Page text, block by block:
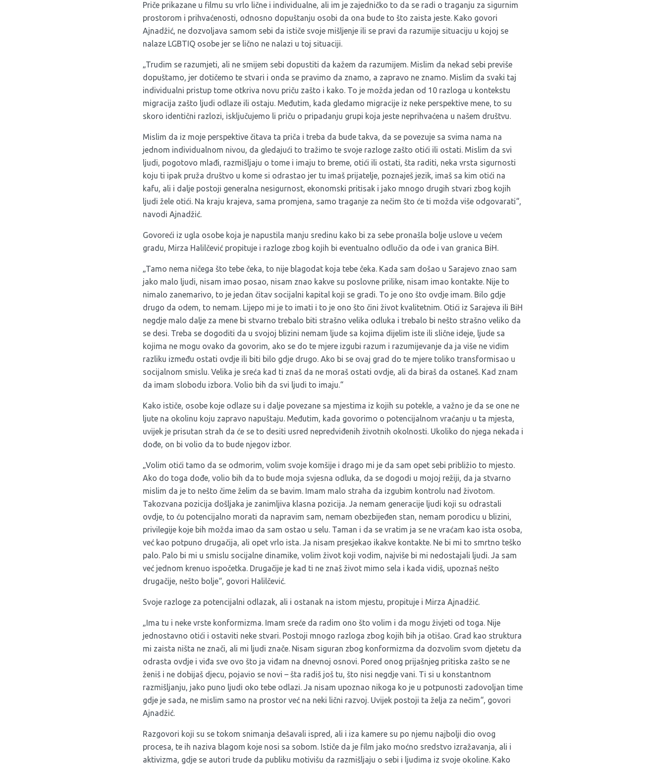
Priče prikazane u filmu su vrlo lične i individualne, ali im je zajedničko to da se radi o traganju za sigurnim
prostorom i prihvaćenosti, odnosno dopuštanju osobi da ona bude to što zaista jeste. Kako govori
Ajnadžić, ne dozvoljava samom sebi da ističe svoje mišljenje ili se pravi da razumije situaciju u kojoj se
nalaze LGBTIQ osobe jer se lično ne nalazi u toj situaciji.
„Trudim se razumjeti, ali ne smijem sebi dopustiti da kažem da razumijem. Mislim da nekad sebi previše
dopuštamo, jer dotičemo te stvari i onda se pravimo da znamo, a zapravo ne znamo. Mislim da svaki taj
individualni pristup tome otkriva novu priču zašto i kako. To je možda jedan od 10 razloga u kontekstu
migracija zašto ljudi odlaze ili ostaju. Međutim, kada gledamo migracije iz neke perspektive mene, to su
skoro identični razlozi, isključujemo li priču o pripadanju grupi koja jeste neprihvaćena u našem društvu.
Mislim da iz moje perspektive čitava ta priča i treba da bude takva, da se povezuje sa svima nama na
jednom individualnom nivou, da gledajući to tražimo te svoje razloge zašto otići ili ostati. Mislim da svi
ljudi, pogotovo mlađi, razmišljaju o tome i imaju to breme, otići ili ostati, šta raditi, neka vrsta sigurnosti
koju ti ipak pruža društvo u kome si odrastao jer tu imaš prijatelje, poznaješ jezik, imaš sa kim otići na
kafu, ali i dalje postoji generalna nesigurnost, ekonomski pritisak i jako mnogo drugih stvari zbog kojih
ljudi žele otići. Na kraju krajeva, sama promjena, samo traganje za nečim što će ti možda više odgovarati“,
navodi Ajnadžić.
Govoreći iz ugla osobe koja je napustila manju sredinu kako bi za sebe pronašla bolje uslove u većem
gradu, Mirza Halilčević propituje i razloge zbog kojih bi eventualno odlučio da ode i van granica BiH.
„Tamo nema ničega što tebe čeka, to nije blagodat koja tebe čeka. Kada sam došao u Sarajevo znao sam
jako malo ljudi, nisam imao posao, nisam znao kakve su poslovne prilike, nisam imao kontakte. Nije to
nimalo zanemarivo, to je jedan čitav socijalni kapital koji se gradi. To je ono što ovdje imam. Bilo gdje
drugo da odem, to nemam. Lijepo mi je to imati i to je ono što čini život kvalitetnim. Otići iz Sarajeva ili BiH
negdje malo dalje za mene bi stvarno trebalo biti strašno velika odluka i trebalo bi nešto strašno veliko da
se desi. Treba se dogoditi da u svojoj blizini nemam ljude sa kojima dijelim iste ili slične ideje, ljude sa
kojima ne mogu ovako da govorim, ako se do te mjere izgubi razum i razumijevanje da ja više ne vidim
razliku između ostati ovdje ili biti bilo gdje drugo. Ako bi se ovaj grad do te mjere toliko transformisao u
socijalnom smislu. Velika je sreća kad ti znaš da ne moraš ostati ovdje, ali da biraš da ostaneš. Kad znam
da imam slobodu izbora. Volio bih da svi ljudi to imaju.“
Kako ističe, osobe koje odlaze su i dalje povezane sa mjestima iz kojih su potekle, a važno je da se one ne
ljute na okolinu koju zapravo napuštaju. Međutim, kada govorimo o potencijalnom vraćanju u ta mjesta,
uvijek je prisutan strah da će se to desiti usred nepredviđenih životnih okolnosti. Ukoliko do njega nekada i
dođe, on bi volio da to bude njegov izbor.
„Volim otići tamo da se odmorim, volim svoje komšije i drago mi je da sam opet sebi približio to mjesto.
Ako do toga dođe, volio bih da to bude moja svjesna odluka, da se dogodi u mojoj režiji, da ja stvarno
mislim da je to nešto čime želim da se bavim. Imam malo straha da izgubim kontrolu nad životom.
Takozvana pozicija došljaka je zanimljiva klasna pozicija. Ja nemam generacije ljudi koji su odrastali
ovdje, to ću potencijalno morati da napravim sam, nemam obezbijeđen stan, nemam porodicu u blizini,
privilegije koje bih možda imao da sam ostao u selu. Taman i da se vratim ja se ne vraćam kao ista osoba,
već kao potpuno drugačija, ali opet vrlo ista. Ja nisam presjekao ikakve kontakte. Ne bi mi to smrtno teško
palo. Palo bi mi u smislu socijalne dinamike, volim život koji vodim, najviše bi mi nedostajali ljudi. Ja sam
već jednom krenuo ispočetka. Drugačije je kad ti ne znaš život mimo sela i kada vidiš, upoznaš nešto
drugačije, nešto bolje“, govori Halilčević.
Svoje razloge za potencijalni odlazak, ali i ostanak na istom mjestu, propituje i Mirza Ajnadžić.
„Ima tu i neke vrste konformizma. Imam sreće da radim ono što volim i da mogu živjeti od toga. Nije
jednostavno otići i ostaviti neke stvari. Postoji mnogo razloga zbog kojih bih ja otišao. Grad kao struktura
mi zaista ništa ne znači, ali mi ljudi znače. Nisam siguran zbog konformizma da dozvolim svom djetetu da
odrasta ovdje i viđa sve ovo što ja viđam na dnevnoj osnovi. Pored onog prijašnjeg pritiska zašto se ne
ženiš i ne dobijaš djecu, pojavio se novi – šta radiš još tu, što nisi negdje vani. Ti si u konstantnom
razmišljanju, jako puno ljudi oko tebe odlazi. Ja nisam upoznao nikoga ko je u potpunosti zadovoljan time
gdje je sada, ne mislim samo na prostor već na neki lični razvoj. Uvijek postoji ta želja za nečim“, govori
Ajnadžić.
Razgovori koji su se tokom snimanja dešavali ispred, ali i iza kamere su po njemu najbolji dio ovog
procesa, te ih naziva blagom koje nosi sa sobom. Ističe da je film jako moćno sredstvo izražavanja, ali i
aktivizma, gdje se autori trude da publiku motivišu da razmišljaju o sebi i ljudima iz svoje okoline. Kako